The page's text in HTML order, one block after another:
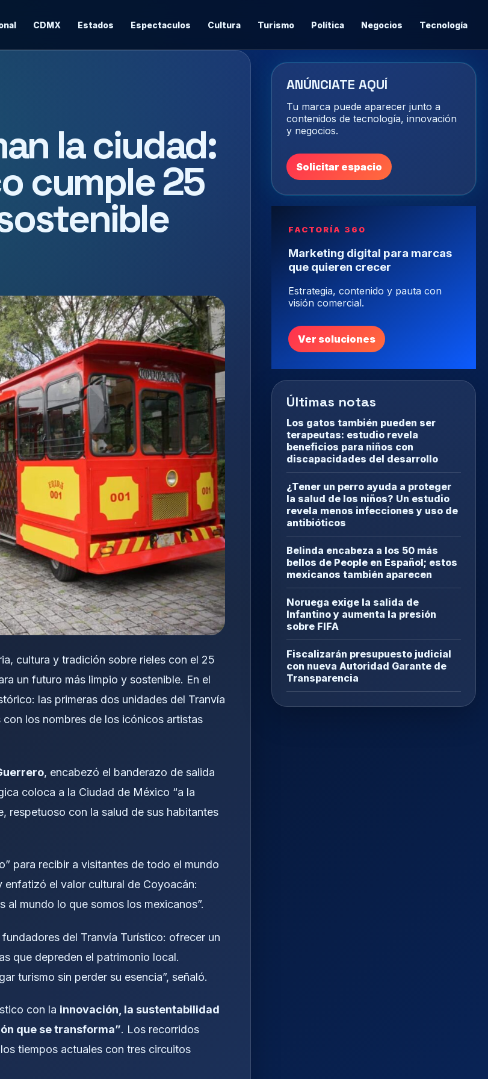
CDMX Estados Espectaculos Cultura Turismo Política Negocios Tecnología
la ciudad:
cumple 25
cultura y tradición sobre rieles con el 25
un futuro más limpio y sostenible. En el
las primeras dos unidades del Tranvía
con los nombres de los icónicos artistas
, encabezó el banderazo de salida
coloca a la Ciudad de México “a la
respetuoso con la salud de sus habitantes
para recibir a visitantes de todo el mundo
enfatizó el valor cultural de Coyoacán:
al mundo lo que somos los mexicanos”.
del Tranvía Turístico: ofrecer un
que depreden el patrimonio local.
turismo sin perder su esencia”, señaló.
con la innovación, la sustentabilidad
que se transforma”. Los recorridos
tiempos actuales con tres circuitos
ANÚNCIATE AQUÍ
Tu marca puede aparecer junto a
contenidos de tecnología, innovación
y negocios.
Solicitar espacio
FACTORÍA 360
Marketing digital para marcas
que quieren crecer
Estrategia, contenido y pauta con
visión comercial.
Ver soluciones
Últimas notas
Los gatos también pueden ser
terapeutas: estudio revela
beneficios para niños con
discapacidades del desarrollo
¿Tener un perro ayuda a proteger
la salud de los niños? Un estudio
revela menos infecciones y uso de
antibióticos
Belinda encabeza a los 50 más
bellos de People en Español; estos
mexicanos también aparecen
Noruega exige la salida de
Infantino y aumenta la presión
sobre FIFA
Fiscalizarán presupuesto judicial
con nueva Autoridad Garante de
Transparencia